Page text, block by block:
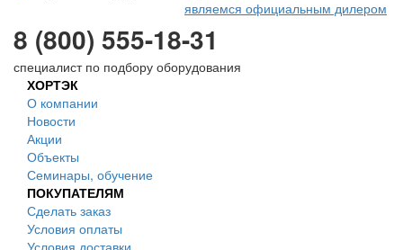
являемся официальным дилером
8 (800) 555-18-31
специалист по подбору оборудования
ХОРТЭК
О компании
Новости
Акции
Объекты
Семинары, обучение
ПОКУПАТЕЛЯМ
Сделать заказ
Условия оплаты
Условия доставки